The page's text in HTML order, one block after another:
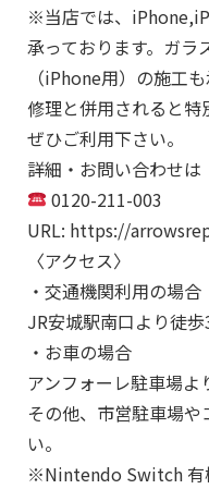
※当店では、
承っております。ガラ
（iPhone用）の施工
修理と併用されると特
ぜひご利用下さい。
詳細・お問い合わせは
0120-211-003
URL: https://
〈アクセス〉
・交通機関利用の場合
JR安城駅南口より徒
・お車の場合
アンフォーレ駐車場よ
その他、市営駐車場
い。
※Nintendo Switch 有